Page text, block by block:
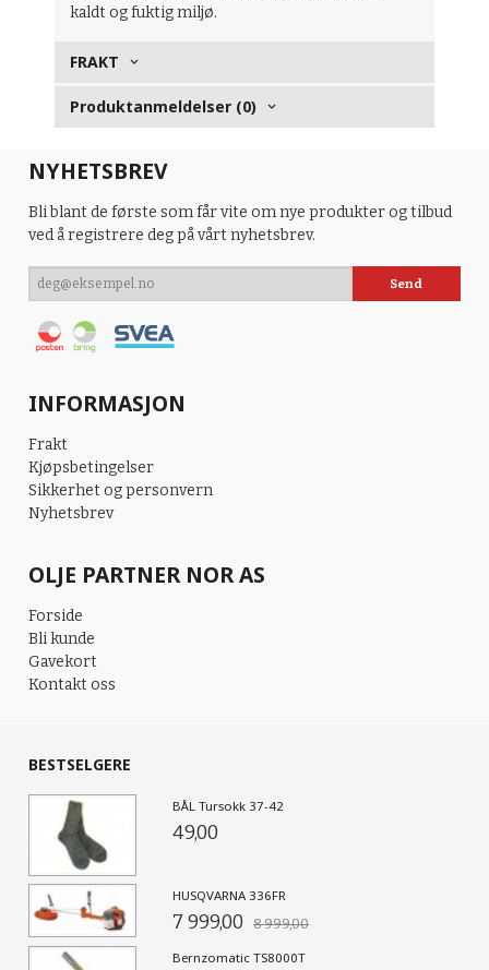
kaldt og fuktig miljø.
FRAKT
Produktanmeldelser (0)
NYHETSBREV
Bli blant de første som får vite om nye produkter og tilbud
ved å registrere deg på vårt nyhetsbrev.
INFORMASJON
Frakt
Kjøpsbetingelser
Sikkerhet og personvern
Nyhetsbrev
OLJE PARTNER NOR AS
Forside
Bli kunde
Gavekort
Kontakt oss
BESTSELGERE
BÅL Tursokk 37-42
49,00
HUSQVARNA 336FR
7 999,00 8 999,00
Bernzomatic TS8000T